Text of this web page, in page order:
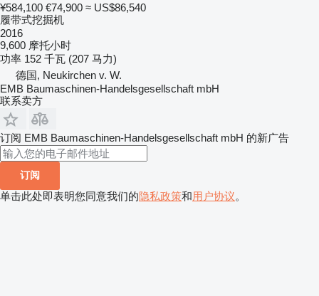
¥584,100 €74,900 ≈ US$86,540
履带式挖掘机
2016
9,600 摩托小时
功率 152 千瓦 (207 马力)
德国, Neukirchen v. W.
EMB Baumaschinen-Handelsgesellschaft mbH
联系卖方
订阅 EMB Baumaschinen-Handelsgesellschaft mbH 的新广告
订阅
单击此处即表明您同意我们的隐私政策和用户协议。